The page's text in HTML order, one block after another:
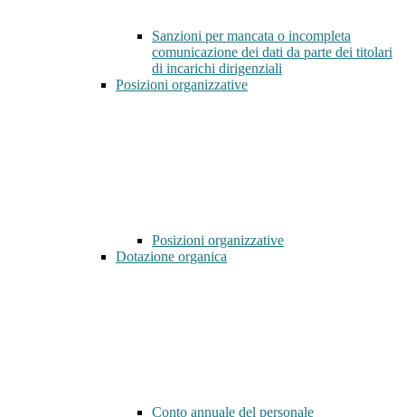
Sanzioni per mancata o incompleta
comunicazione dei dati da parte dei titolari
di incarichi dirigenziali
Posizioni organizzative
Posizioni organizzative
Dotazione organica
Conto annuale del personale